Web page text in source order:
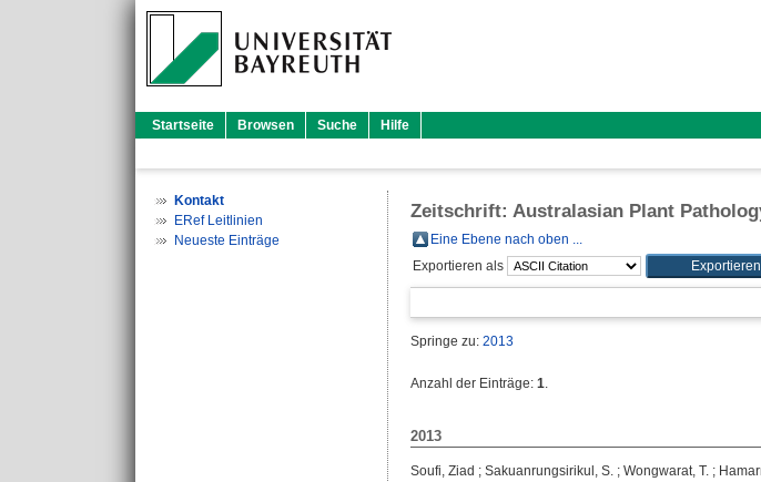
Startseite Browsen Suche Hilfe
Kontakt
ERef Leitlinien
Neueste Einträge
Zeitschrift: Australasian Plant
Eine Ebene nach oben ...
Exportieren als
Springe zu: 2013
Anzahl der Einträge: 1.
2013
Soufi, Ziad ; Sakuanrungsirikul, S. ; Wongwarat, T. ;